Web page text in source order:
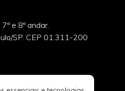
e 8º andar.
SP. CEP 01.311-200